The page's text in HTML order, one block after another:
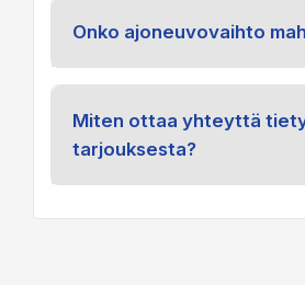
Onko ajoneuvovaihto
Miten ottaa yhteyttä
tarjouksesta?